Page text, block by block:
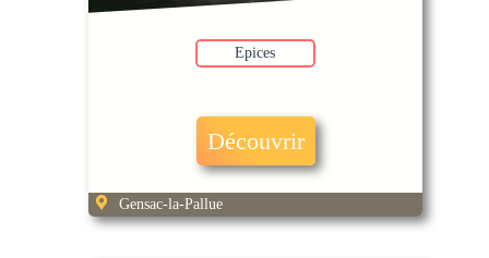
Epices
Découvrir
Gensac-la-Pallue